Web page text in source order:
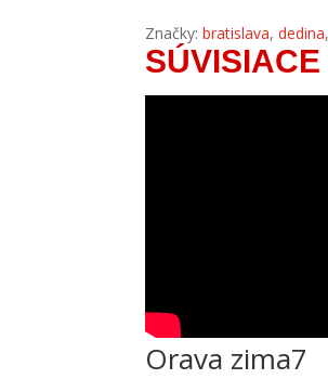
Značky:bratislava,dedina
Orava zima7